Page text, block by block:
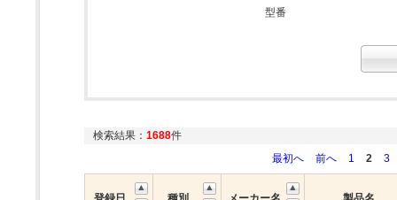
型番
検索結果： 1688件
最初へ
前へ 1 2 3